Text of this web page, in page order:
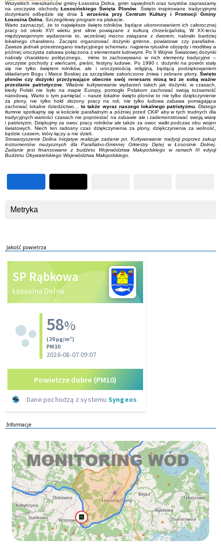
Wszystkich mieszkańców gminy Łososina Dolna, gmin sąsiednich oraz turystów zapraszamy
na uroczyste obchodyŁososińskiego Święta Plonów. Święto inspirowane tradycyjnymi
dożynkami odbędzie się dnia 1 września przy Centrum Kultury i Promocji Gminy
Łososina Dolna . Szczegółowy program na plakacie.
Warto zaznaczyć, że to największe święto rolników, będące ukoronowaniem ich całorocznej
pracy od około XVI wieku jest silnie powiązane z kulturą chrześcijańską. W XX-leciu
międzywojennym wydarzenie to, wcześniej mocno związane z dworem, nabrało bardziej
lokalnego charakteru. Zaczęto organizować dożynki gminne, powiatowe czy parafialne.
Zawsze jednak przestrzegano tradycyjnego schematu: najpierw rytualne obrzędy i modlitwy a
później uroczysta zabawa połączona z elementami ludowymi. Po II Wojnie Światowej dożynki
nabrały charakteru politycznego, mimo to zachowywano w nich elementy tradycyjne –
uroczyste pochody z wieńcami, pieśni, festyny ludowe. Po 1990 r. dożynki na powrót stały
się nie tylko świętem rolników, ale i uroczystością religijną, będącą podziękowaniem
składanym Bogu i Matce Boskiej za szczęśliwie zakończone żniwa i zebrane plony. Święto
plonów czy dożynki przeżywające obecnie swój renesans niosą też ze sobą ważne
przesłanie patriotyczne . Właśnie kultywowanie wydarzeń takich jak dożynki, w czasach,
kiedy Polski nie było na mapie Europy, pomogło Polakom zachować swoją tożsamość
narodową. Warto o tym pamiętać – nasze lokalne święto plonów to nie tylko dziękczynienie
za plony, nie tylko hołd złożony pracy na roli, nie tylko ludowa zabawa pomagająca
zachować lokalne dziedzictwo…to także wyraz naszego lokalnego patriotyzmu.
Dlatego
tłumnie spotkajmy się w kościele parafialnym a później przed CKiP aby w tych trudnych dla
tradycyjnych wartości czasach nie poprzestać na zabawie ale i zademonstrować swoją wiarę
i patriotyzm. Dziękujmy za owoc pracy rolników ale także za owoc walki podczas obu wojen
światowych. Niech ten radosny czas dziękczynienia za plony, dziękczynienia za wolność,
będzie czasem, który łączy a nie dzieli.
Stowarzyszenie Dolina Inicjatyw realizuje zadanie pn. Kultywowanie tradycji poprzez zakup
instrumentów muzycznych dla Parafialno-Gminnej Orkiestry Dętej w Łososinie Dolnej.
Zadanie jest finansowane z budżetu Województwa Małopolskiego w ramach III edycji
Budżetu Obywatelskiego Województwa Małopolskiego.
Metryka
Jakość powietrza
Informacje
Monitoring wod